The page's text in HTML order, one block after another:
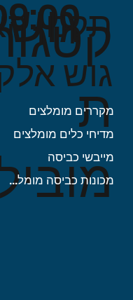
ת
מקררים מומלצים
מדיחי כלים מומלצים
מייבשי כביסה
מכונות כביסה מומלצות
גוש
תקנון
גוש